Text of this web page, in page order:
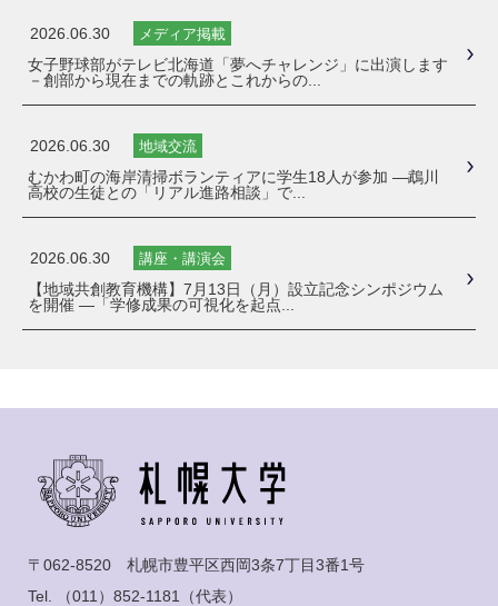
2026.06.30 メディア掲載
女子野球部がテレビ北海道「夢へチャレンジ」に出演します
－創部から現在までの軌跡とこれからの...
2026.06.30 地域交流
むかわ町の海岸清掃ボランティアに学生18人が参加 ―鵡川
高校の生徒との「リアル進路相談」で...
2026.06.30 講座・講演会
【地域共創教育機構】7月13日（月）設立記念シンポジウム
を開催 ―「学修成果の可視化を起点...
〒062-8520 札幌市豊平区西岡3条7丁目3番1号
Tel.
（011）852-1181 （代表）